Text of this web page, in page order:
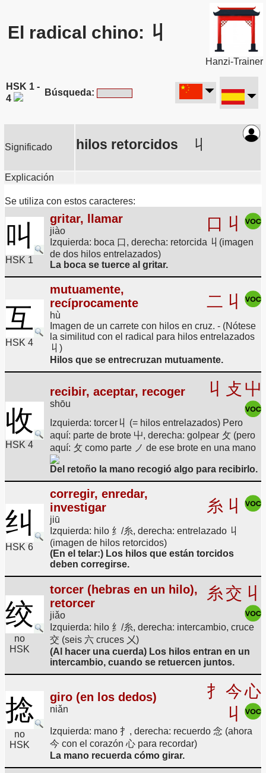
El radical chino: 丩
Hanzi-Trainer
HSK 1 -
4
Búsqueda:
Significado hilos retorcidos 丩
Explicación
Se utiliza con estos caracteres:
叫
HSK 1
gritar, llamar
jiào 口 丩
Izquierda: boca 口, derecha: retorcida 丩(imagen
de dos hilos entrelazados)
La boca se tuerce al gritar.
互
HSK 4
mutuamente,
recíprocamente
hù
二 丩
Imagen de un carrete con hilos en cruz. - (Nótese
la similitud con el radical para hilos entrelazados
丩)
Hilos que se entrecruzan mutuamente.
收
HSK 4
recibir, aceptar, recoger
shōu
丩 攴 屮
Izquierda: torcer丩 (= hilos entrelazados) Pero
aquí: parte de brote 屮, derecha: golpear 攵 (pero
aquí: 攵 como parte ノ de ese brote en una mano
Del retoño la mano recogió algo para recibirlo.
纠
HSK 6
corregir, enredar,
investigar
jiū
糸 丩
Izquierda: hilo 纟/糸, derecha: entrelazado 丩
(imagen de hilos retorcidos)
(En el telar:) Los hilos que están torcidos
deben corregirse.
绞
no
HSK
torcer (hebras en un hilo),
retorcer
jiǎo
糸交 丩
Izquierda: hilo 纟/糸, derecha: intercambio, cruce
交 (seis 六 cruces 㐅)
(Al hacer una cuerda) Los hilos entran en un
intercambio, cuando se retuercen juntos.
捻
no
HSK
giro (en los dedos)
niǎn
扌 今心
丩
Izquierda: mano 扌, derecha: recuerdo 念 (ahora
今 con el corazón 心 para recordar)
La mano recuerda cómo girar.